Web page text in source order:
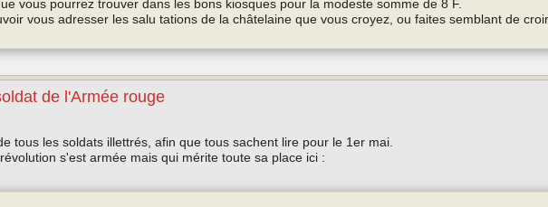
vous pourrez trouver dans les bons kiosques pour la modeste somme de 8 F.
vous adresser les salu tations de la châtelaine que vous croyez, ou faites semblant de
de l'Armée rouge
tous les soldats illettrés, afin que tous sachent lire pour le 1er mai.
s'est armée mais qui mérite toute sa place ici :